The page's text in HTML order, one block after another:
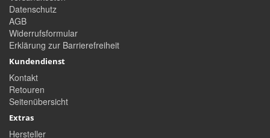
Datenschutz
AGB
Widerrufsformular
Erklärung zur Barrierefreiheit
Kundendienst
Kontakt
Retouren
Seitenübersicht
Extras
Hersteller